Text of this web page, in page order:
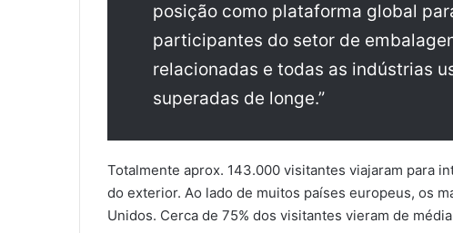
posição como plataforma global
participantes do setor de
relacionadas e todas as indústrias
superadas de longe.”
Totalmente aprox. 143.000 visitantes viajaram para
do exterior. Ao lado de muitos países europeus, os
Unidos. Cerca de 75% dos visitantes vieram de